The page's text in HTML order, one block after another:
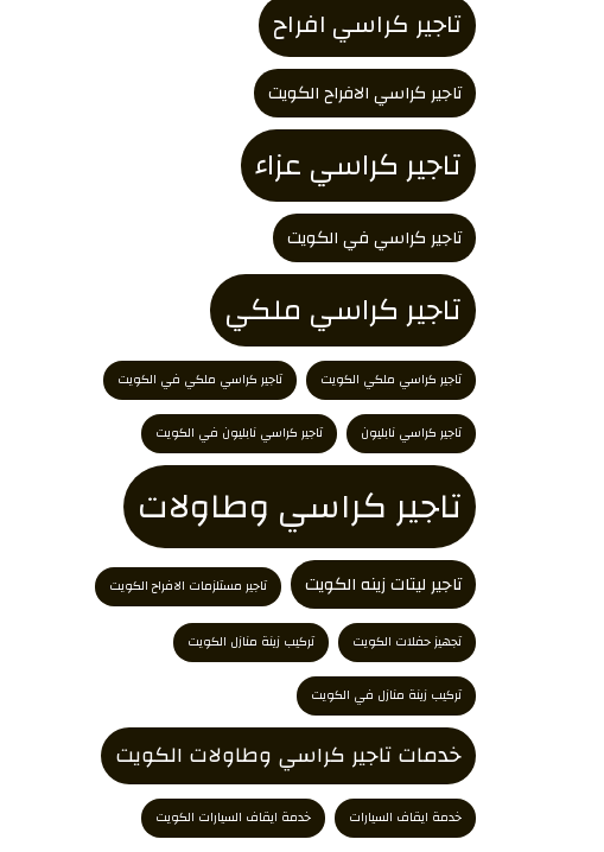
تاجير كراسي افراح
تاجير كراسي الافراح الكويت
تاجير كراسي عزاء
تاجير كراسي في الكويت
تاجير كراسي ملكي
تاجير كراسي ملكي الكويت تاجير كراسي ملكي في الكويت
تاجير كراسي نابليون تاجير كراسي نابليون في الكويت
تاجير كراسي وطاولات
تاجير ليتات زينه الكويت تاجير مستلزمات الافراح الكويت
تجهيز حفلات الكويت تركيب زينة منازل الكويت
تركيب زينة منازل في الكويت
خدمات تاجير كراسي وطاولات الكويت
خدمة ايقاف السيارات خدمة ايقاف السيارات الكويت